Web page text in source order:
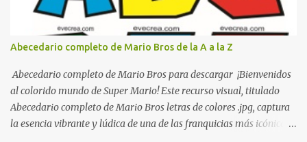
Abecedario completo de Mario Bros de la A a la Z
Abecedario completo de Mario Bros para descargar ¡Bienvenidos
al colorido mundo de Super Mario! Este recurso visual, titulado
Abecedario completo de Mario Bros letras de colores .jpg, captura
la esencia vibrante y lúdica de una de las franquicias más icónicas